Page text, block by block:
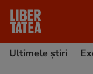
Ultimele știri